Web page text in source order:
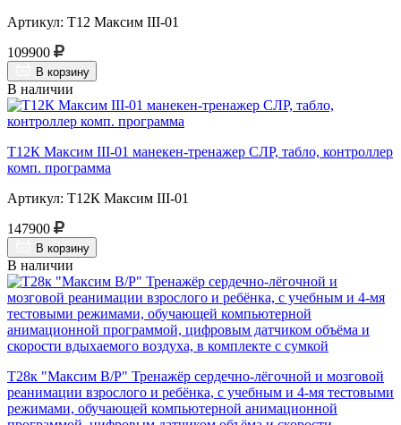
Артикул: Т12 Максим III-01
109900
В корзину
В наличии
Т12К Максим III-01 манекен-тренажер СЛР, табло, контроллер
комп. программа
Артикул: Т12К Максим III-01
147900
В корзину
В наличии
Т28к "Максим В/Р" Тренажёр сердечно-лёгочной и мозговой
реанимации взрослого и ребёнка, с учебным и 4-мя тестовыми
режимами, обучающей компьютерной анимационной